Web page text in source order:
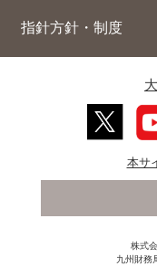
指針方針・制度
本サ
株式
九州財務